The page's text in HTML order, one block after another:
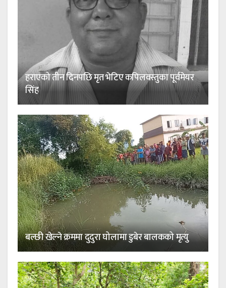
हराएको तीन दिनपछि मृत भेटिए कपिलवस्तुका पूर्वमेयर
सिंह
बल्छी खेल्ने क्रममा दुदुरा घोलामा डुबेर बालकको मृत्यु